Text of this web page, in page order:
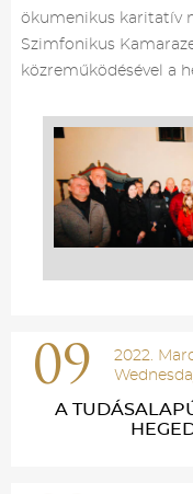
ökumenikus karitatív
Szimfonikus
közreműködésével a
09
2022.
A